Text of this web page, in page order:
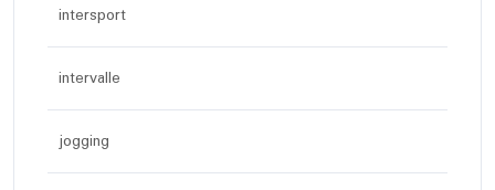
intersport
intervalle
jogging